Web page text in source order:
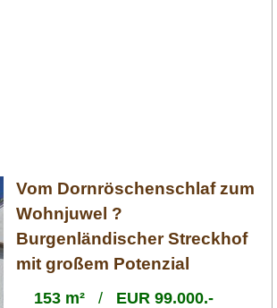
Vom Dornröschenschlaf zum
Wohnjuwel ?
Burgenländischer Streckhof
mit großem Potenzial
153 m²/ EUR 99.000.-